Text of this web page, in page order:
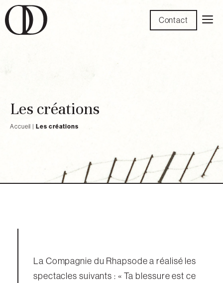
Aller
au
contenu
Contact
Les créations
Accueil Les créations
La Compagnie du Rhapsode a réalisé les
spectacles suivants : « Ta blessure est ce